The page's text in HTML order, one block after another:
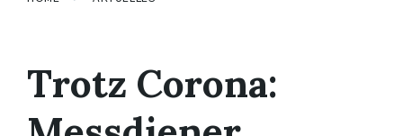
Trotz Corona: